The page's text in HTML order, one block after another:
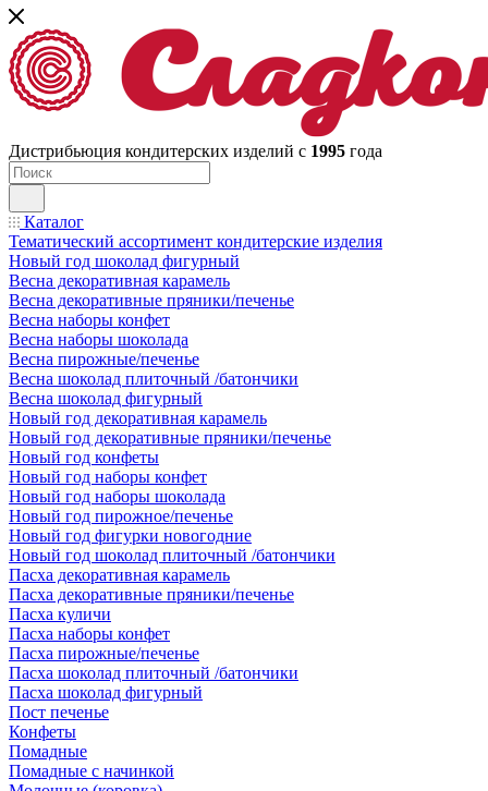
Дистрибьюция кондитерских изделий с 1995 года
Каталог
Тематический ассортимент кондитерские изделия
Новый год шоколад фигурный
Весна декоративная карамель
Весна декоративные пряники/печенье
Весна наборы конфет
Весна наборы шоколада
Весна пирожные/печенье
Весна шоколад плиточный /батончики
Весна шоколад фигурный
Новый год декоративная карамель
Новый год декоративные пряники/печенье
Новый год конфеты
Новый год наборы конфет
Новый год наборы шоколада
Новый год пирожное/печенье
Новый год фигурки новогодние
Новый год шоколад плиточный /батончики
Пасха декоративная карамель
Пасха декоративные пряники/печенье
Пасха куличи
Пасха наборы конфет
Пасха пирожные/печенье
Пасха шоколад плиточный /батончики
Пасха шоколад фигурный
Пост печенье
Конфеты
Помадные
Помадные с начинкой